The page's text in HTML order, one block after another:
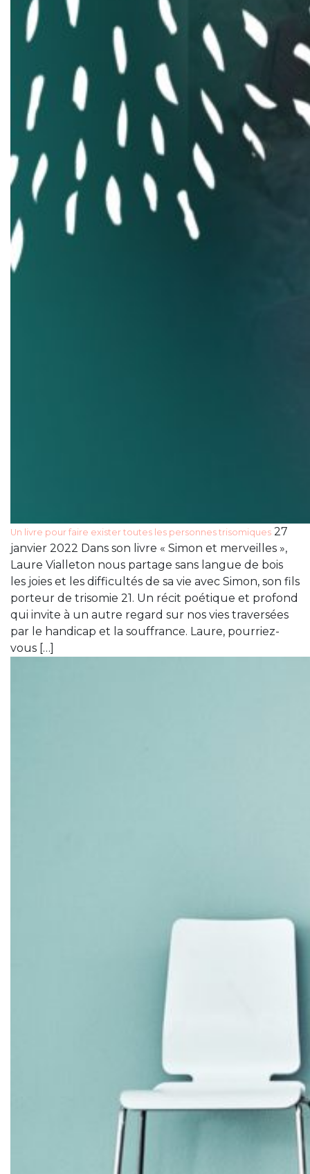
Un livre pour faire exister toutes les personnes trisomiques 27
janvier 2022 Dans son livre « Simon et merveilles »,
Laure Vialleton nous partage sans langue de bois
les joies et les difficultés de sa vie avec Simon, son fils
porteur de trisomie 21. Un récit poétique et profond
qui invite à un autre regard sur nos vies traversées
par le handicap et la souffrance. Laure, pourriez-
vous […]